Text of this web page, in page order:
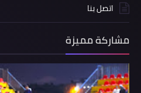
اتصل بنا
مشاركة مميزة